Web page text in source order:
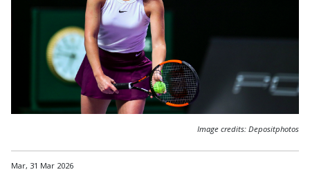
Mar, 31 Mar 2026
Image credits: Depositphotos